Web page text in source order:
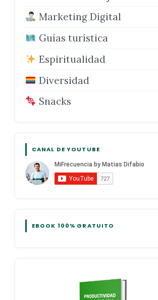
Marketing Digital
Guías turística
Espiritualidad
Diversidad
Snacks
CANAL DE YOUTUBE
EBOOK 100% GRATUITO